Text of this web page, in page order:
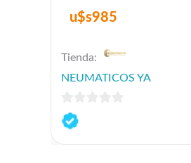
u$s985
Tienda:
NEUMATICOS YA
0
de